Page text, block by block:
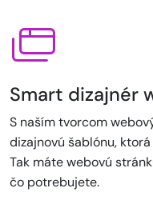
Smart dizajnér
S naším tvorcom
dizajnovú šablónu,
Tak máte webovú
čo potrebujete.